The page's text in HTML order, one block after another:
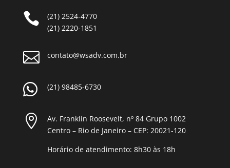

(21) 2524-4770
(21) 2220-1851
 contato@wsadv.com.br
 (21) 98485-6730

Av. Franklin Roosevelt, nº 84 Grupo 1002
Centro – Rio de Janeiro – CEP: 20021-120
Horário de atendimento: 8h30 às 18h